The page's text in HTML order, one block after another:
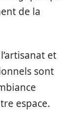
de la
et
sont
espace.